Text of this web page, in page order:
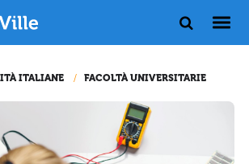
ITALIANE FACOLTÀ UNIVERSITARIE